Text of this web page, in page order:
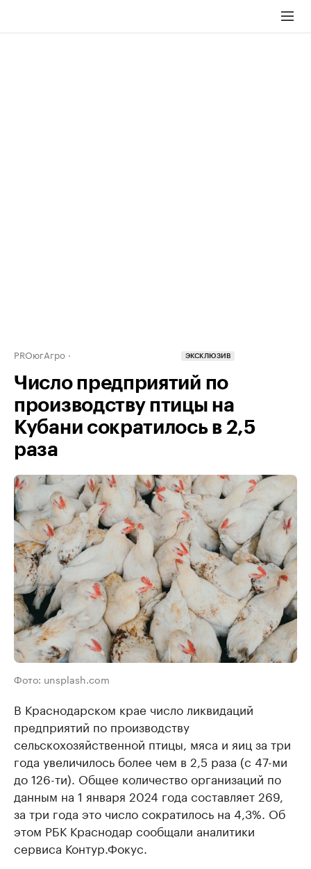
PROюгАгро ЭКСКЛЮЗИВ
Число предприятий по
производству птицы на
Кубани сократилось в 2,5
раза
Фото: unsplash.com
В Краснодарском крае число ликвидаций
предприятий по производству
сельскохозяйственной птицы, мяса и яиц за три
года увеличилось более чем в 2,5 раза (с 47-ми
до 126-ти). Общее количество организаций по
данным на 1 января 2024 года составляет 269,
за три года это число сократилось на 4,3%. Об
этом РБК Краснодар сообщали аналитики
сервиса Контур.Фокус.